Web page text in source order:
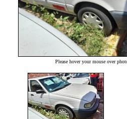
Please hover your mouse over